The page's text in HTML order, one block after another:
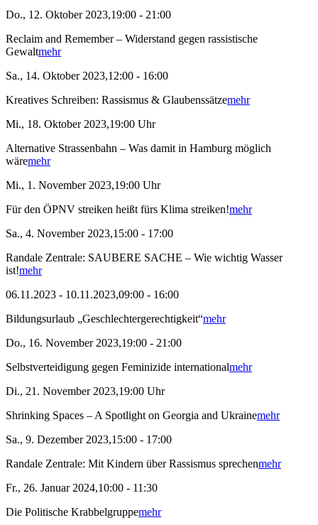
Do., 12. Oktober 2023,19:00 - 21:00
Reclaim and Remember – Widerstand gegen rassistische
Gewaltmehr
Sa., 14. Oktober 2023,12:00 - 16:00
Kreatives Schreiben: Rassismus & Glaubenssätzemehr
Mi., 18. Oktober 2023,19:00 Uhr
Alternative Strassenbahn – Was damit in Hamburg möglich
wäremehr
Mi., 1. November 2023,19:00 Uhr
Für den ÖPNV streiken heißt fürs Klima streiken!mehr
Sa., 4. November 2023,15:00 - 17:00
Randale Zentrale: SAUBERE SACHE – Wie wichtig Wasser
ist!mehr
06.11.2023 - 10.11.2023,09:00 - 16:00
Bildungsurlaub „Geschlechtergerechtigkeit“mehr
Do., 16. November 2023,19:00 - 21:00
Selbstverteidigung gegen Feminizide internationalmehr
Di., 21. November 2023,19:00 Uhr
Shrinking Spaces – A Spotlight on Georgia and Ukrainemehr
Sa., 9. Dezember 2023,15:00 - 17:00
Randale Zentrale: Mit Kindern über Rassismus sprechenmehr
Fr., 26. Januar 2024,10:00 - 11:30
Die Politische Krabbelgruppemehr